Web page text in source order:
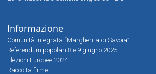
Informazione
Comunità Integrata “Margherita di Savoia”
Referendum popolari 8 e 9 giugno 2025
Elezioni Europee 2024
Raccolta firme